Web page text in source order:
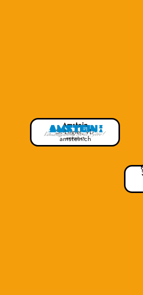
Amstein
St-Légier, VD
amstein.ch